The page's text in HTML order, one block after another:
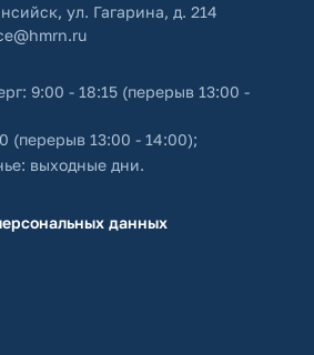
ул. Гагарина, д. 214
9:00 - 18:15 (перерыв 13:00 -
(перерыв 13:00 - 14:00);
выходные дни.
данных